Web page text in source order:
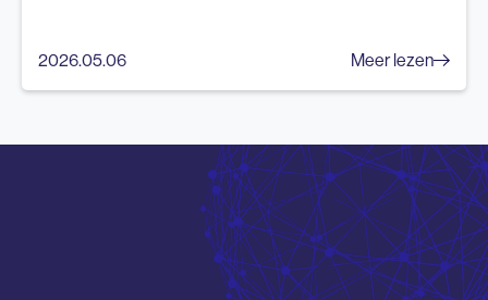
2026.05.06 Meer lezen